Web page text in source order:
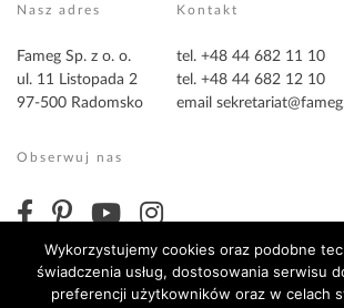
Nasz adres
Fameg Sp. z o. o.
ul. 11 Listopada 2
97-500 Radomsko
Kontakt
tel. +48 44 682 11 10
tel. +48 44 682 12 10
email
Obserwuj nas
Wykorzystujemy cookies oraz podobne
świadczenia usług, dostosowania serwisu
preferencji użytkowników oraz w celach